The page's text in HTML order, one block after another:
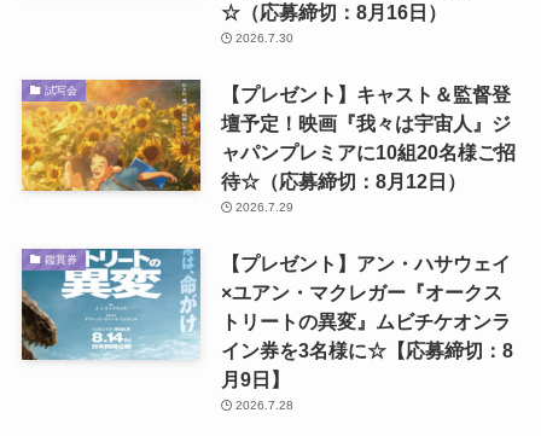
☆（応募締切：8月16日）
2026.7.30
試写会
【プレゼント】キャスト＆監督登
壇予定！映画『我々は宇宙人』ジ
ャパンプレミアに10組20名様ご招
待☆（応募締切：8月12日）
2026.7.29
鑑賞券
【プレゼント】アン・ハサウェイ
×ユアン・マクレガー『オークス
トリートの異変』ムビチケオンラ
イン券を3名様に☆【応募締切：8
月9日】
2026.7.28